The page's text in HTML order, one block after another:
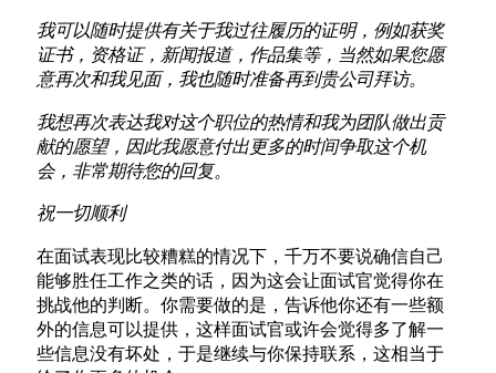
我可以随时提供有关于我过往履历的证明，例如获奖
证书，资格证，新闻报道，作品集等，当然如果您愿
意再次和我见面，我也随时准备再到贵公司拜访。
我想再次表达我对这个职位的热情和我为团队做出贡
献的愿望，因此我愿意付出更多的时间争取这个机
会，非常期待您的回复。
祝一切顺利
在面试表现比较糟糕的情况下，千万不要说确信自己
能够胜任工作之类的话，因为这会让面试官觉得你在
挑战他的判断。你需要做的是，告诉他你还有一些额
外的信息可以提供，这样面试官或许会觉得多了解一
些信息没有坏处，于是继续与你保持联系，这相当于